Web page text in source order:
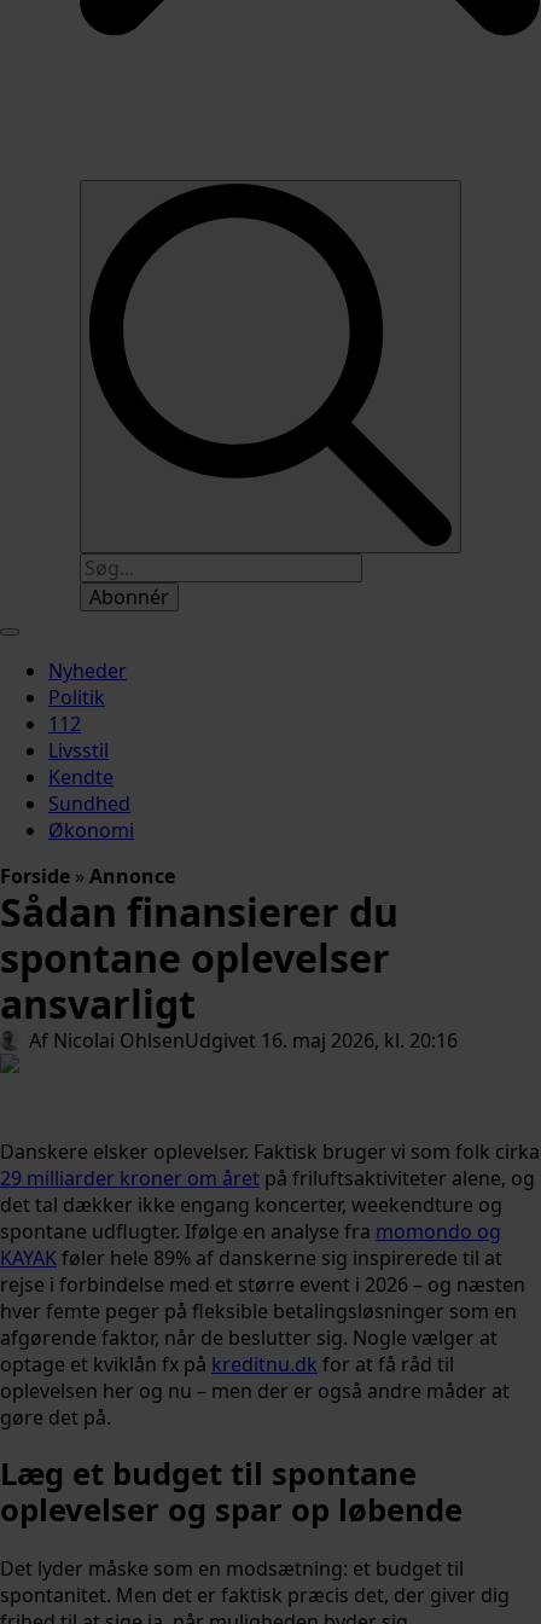
Abonnér
Nyheder
Politik
112
Livsstil
Kendte
Sundhed
Økonomi
Forside » Annonce
Sådan finansierer du
spontane oplevelser
ansvarligt
Af Nicolai OhlsenUdgivet 16. maj 2026, kl. 20:16
Danskere elsker oplevelser. Faktisk bruger vi som folk cirka
29 milliarder kroner om året på friluftsaktiviteter alene, og
det tal dækker ikke engang koncerter, weekendture og
spontane udflugter. Ifølge en analyse fra momondo og
KAYAKføler hele 89% af danskerne sig inspirerede til at
rejse i forbindelse med et større event i 2026 – og næsten
hver femte peger på fleksible betalingsløsninger som en
afgørende faktor, når de beslutter sig. Nogle vælger at
optage et kviklån fx på kreditnu.dk for at få råd til
oplevelsen her og nu – men der er også andre måder at
gøre det på.
Læg et budget til spontane
oplevelser og spar op løbende
Det lyder måske som en modsætning: et budget til
spontanitet. Men det er faktisk præcis det, der giver dig